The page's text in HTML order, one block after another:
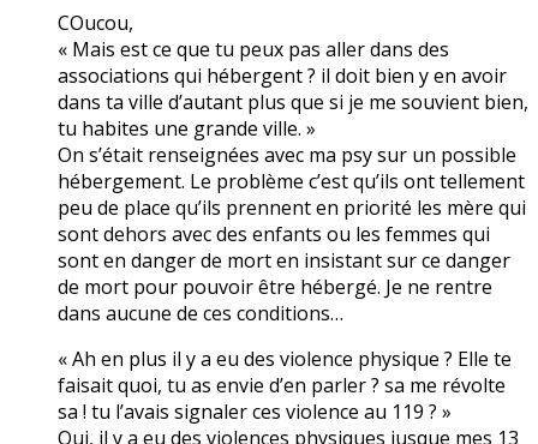
COucou,
« Mais est ce que tu peux pas aller dans des
associations qui hébergent ? il doit bien y en avoir
dans ta ville d’autant plus que si je me souvient bien,
tu habites une grande ville. »
On s’était renseignées avec ma psy sur un possible
hébergement. Le problème c’est qu’ils ont tellement
peu de place qu’ils prennent en priorité les mère qui
sont dehors avec des enfants ou les femmes qui
sont en danger de mort en insistant sur ce danger
de mort pour pouvoir être hébergé. Je ne rentre
dans aucune de ces conditions…
« Ah en plus il y a eu des violence physique ? Elle te
faisait quoi, tu as envie d’en parler ? sa me révolte
sa ! tu l’avais signaler ces violence au 119 ? »
Oui, il y a eu des violences physiques jusque mes 13